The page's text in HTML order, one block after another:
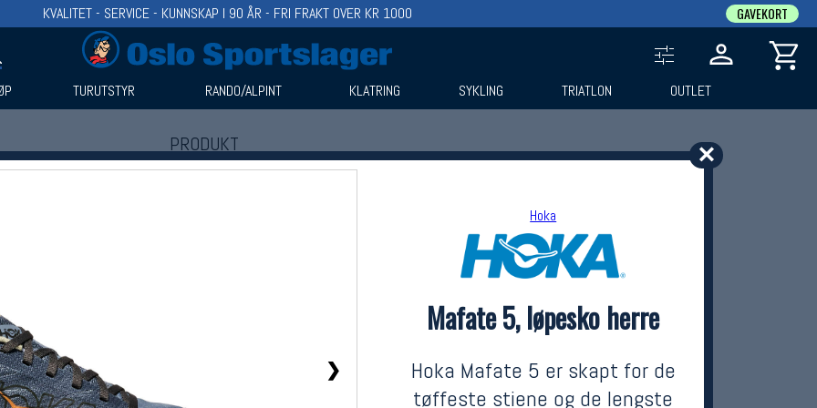
✕
❯
Hoka
Mafate 5, løpesko herre
Hoka Mafate 5 er skapt for de
tøffeste stiene og de lengste
KVALITET - SERVICE - KUNNSKAP I 90 ÅR - FRI FRAKT OVER KR 1000 GAVEKORT
TURUTSTYR RANDO/ALPINT KLATRING SYKLING TRIATLON OUTLET
PRODUKT
Produkter (1)